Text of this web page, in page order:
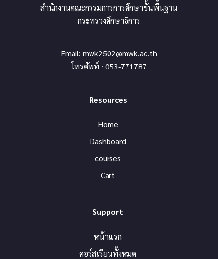
สำนักงานคณะกรรมการการศึกษาขั้นพื้นฐาน
กระทรวงศึกษาธิการ
Email: mwk2502@mwk.ac.th
โทรศัพท์ : 053-771787
Resources
Home
Dashboard
courses
Cart
Support
หน้าแรก
คอร์สเรียนทั้งหมด